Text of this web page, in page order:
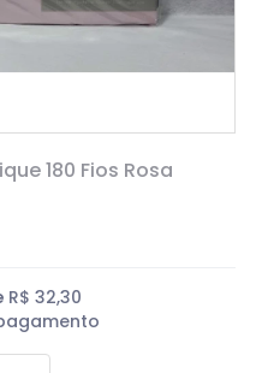
180 Fios Rosa
R$ 32,30